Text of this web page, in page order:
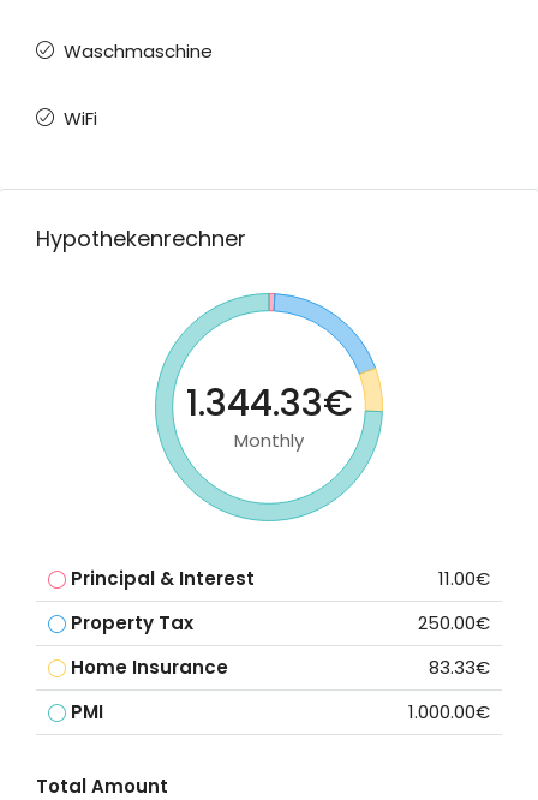
Waschmaschine
WiFi
Hypothekenrechner
1.344.33€
Monthly
Principal & Interest
11.00€
Property Tax
250.00€
Home Insurance
83.33€
PMI
1.000.00€
Total Amount